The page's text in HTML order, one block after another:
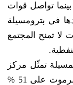
تواصل قوات
في بترومسيلة
لا تمنح المجتمع
تمثّل مركز
الثقل المالي في اليمن، إذ تستحوذ حضرموت على 51 %